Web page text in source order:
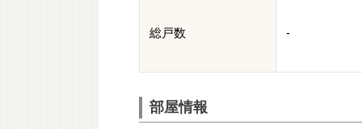
総戸数 -
部屋情報